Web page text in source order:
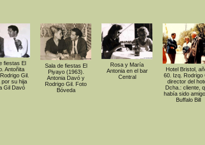
fiestas El
Antoñita
Gil.
por su hija
Gil Davó
Sala de fiestas El
Piyayo (1963).
Antonia Davó y
Rodrigo Gil. Foto
Bóveda
Rosa y María
Antonia en el bar
Central
Hotel Bristol,
60. Izq. Rodrigo
director del
Dcha.: cliente,
había sido
Buffalo Bill